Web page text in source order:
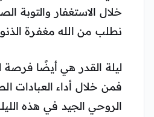
خلال الاستغفار والتوبة
نطلب من الله مغفرة
ليلة القدر هي أيضًا فرصة
فمن خلال أداء العبادات
الروحي الجيد في هذه